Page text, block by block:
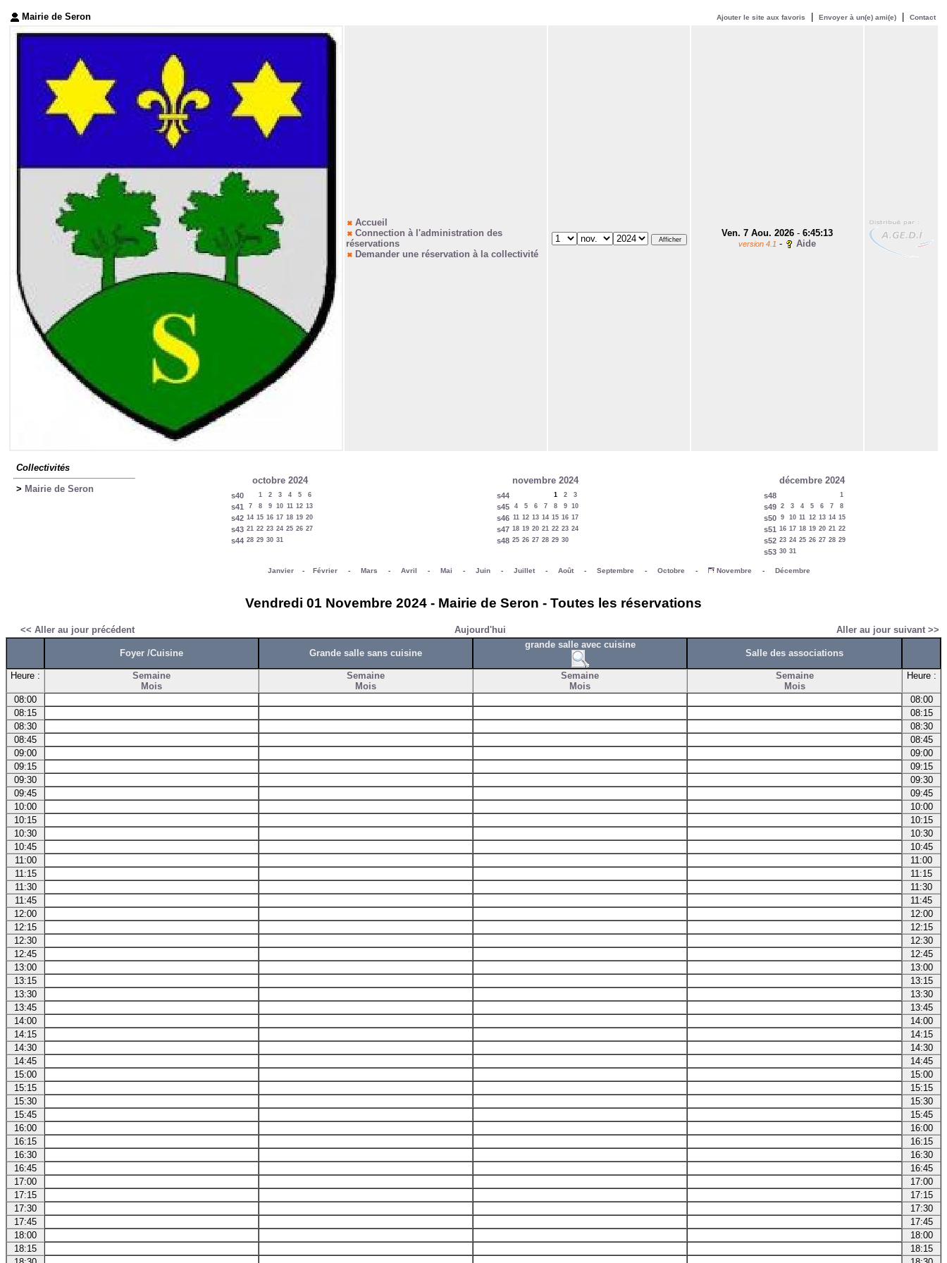
Mairie de Seron Ajouter le site aux favoris Envoyer à un(e) ami(e) Contact
Accueil
Connection à l'administration des
réservations
Demander une réservation à la collectivité
Ven. 7 Aou. 2026 - 6:45:13
version 4.1 - Aide
Collectivités
> Mairie de Seron
octobre 2024
s40 1 2 3 4 5 6
s41 7 8 9 10 11 12 13
s42 14 15 16 17 18 19 20
s43 21 22 23 24 25 26 27
s44 28 29 30 31
novembre 2024
s44 1 2 3
s45 4 5 6 7 8 9 10
s46 11 12 13 14 15 16 17
s47 18 19 20 21 22 23 24
s48 25 26 27 28 29 30
décembre 2024
s48 1
s49 2 3 4 5 6 7 8
s50 9 10 11 12 13 14 15
s51 16 17 18 19 20 21 22
s52 23 24 25 26 27 28 29
s53 30 31
Janvier- Février- Mars - Avril - Mai - Juin- Juillet- Août- Septembre - Octobre - Novembre - Décembre
Vendredi 01 Novembre 2024 - Mairie de Seron - Toutes les réservations
<< Aller au jour précédent Aujourd'hui Aller au jour suivant >>
Foyer /Cuisine Grande salle sans cuisine
grande salle avec cuisine
Salle des associations
Heure :
Semaine
Mois
Semaine
Mois
Semaine
Mois
Semaine
Mois
Heure :
08:00
08:00
08:15
08:15
08:30
08:30
08:45
08:45
09:00
09:00
09:15
09:15
09:30
09:30
09:45
09:45
10:00
10:00
10:15
10:15
10:30
10:30
10:45
10:45
11:00
11:00
11:15
11:15
11:30
11:30
11:45
11:45
12:00
12:00
12:15
12:15
12:30
12:30
12:45
12:45
13:00
13:00
13:15
13:15
13:30
13:30
13:45
13:45
14:00
14:00
14:15
14:15
14:30
14:30
14:45
14:45
15:00
15:00
15:15
15:15
15:30
15:30
15:45
15:45
16:00
16:00
16:15
16:15
16:30
16:30
16:45
16:45
17:00
17:00
17:15
17:15
17:30
17:30
17:45
17:45
18:00
18:00
18:15
18:15